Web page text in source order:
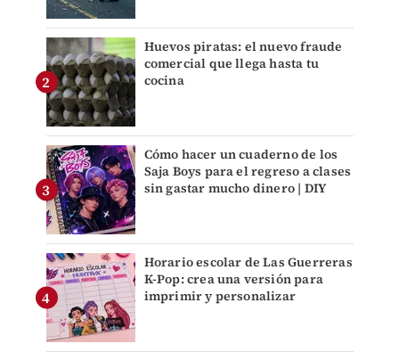
Huevos piratas: el nuevo fraude
comercial que llega hasta tu
cocina
Cómo hacer un cuaderno de los
Saja Boys para el regreso a clases
sin gastar mucho dinero | DIY
Horario escolar de Las Guerreras
K-Pop: crea una versión para
imprimir y personalizar